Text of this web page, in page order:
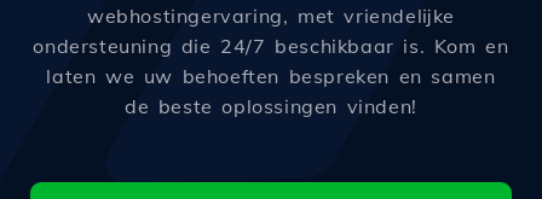
webhostingervaring, met vriendelijke
ondersteuning die 24/7 beschikbaar is. Kom en
laten we uw behoeften bespreken en samen
de beste oplossingen vinden!